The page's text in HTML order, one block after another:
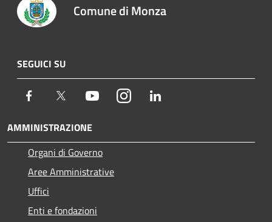
Comune di Monza
SEGUICI SU
Facebook Twitter YoutubeInstagram
AMMINISTRAZIONE
Organi di Governo
Aree Amministrative
Uffici
Enti e fondazioni